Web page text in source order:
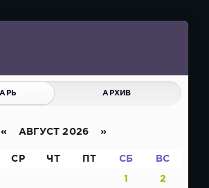
АРХИВ
« АВГУСТ 2026 »
СР ЧТ ПТ СБ ВС
1 2